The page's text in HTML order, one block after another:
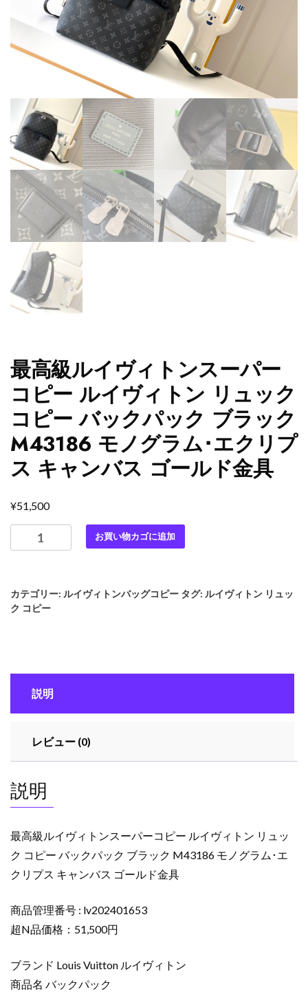
最高級ルイヴィトンスーパー
コピー ルイヴィトン リュック
コピー バックパック ブラック
M43186 モノグラム･エクリプ
ス キャンバス ゴールド金具
¥51,500
高
イ
ヴ
パ
ピ
ー
ル
ヴ
ィ
ト
ン
ュ
ッ
コ
ピ
お買い物カゴに追加
カテゴリー: ルイヴィトンバッグコピー タグ: ルイヴィトン リュッ
ク コピー
説明
レビュー (0)
説明
最高級ルイヴィトンスーパーコピー ルイヴィトン リュッ
ク コピー バックパック ブラック M43186 モノグラム･エ
クリプス キャンバス ゴールド金具
商品管理番号 : lv202401653
超N品価格：51,500円
ブランド Louis Vuitton ルイヴィトン
商品名 バックパック